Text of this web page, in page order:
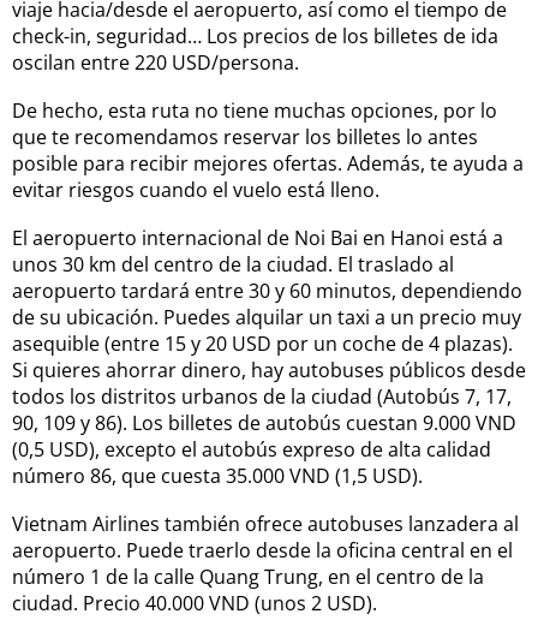
viaje hacia/desde el aeropuerto, así como el tiempo de
check-in, seguridad… Los precios de los billetes de ida
oscilan entre 220 USD/persona.
De hecho, esta ruta no tiene muchas opciones, por lo
que te recomendamos reservar los billetes lo antes
posible para recibir mejores ofertas. Además, te ayuda a
evitar riesgos cuando el vuelo está lleno.
El aeropuerto internacional de Noi Bai en Hanoi está a
unos 30 km del centro de la ciudad. El traslado al
aeropuerto tardará entre 30 y 60 minutos, dependiendo
de su ubicación. Puedes alquilar un taxi a un precio muy
asequible (entre 15 y 20 USD por un coche de 4 plazas).
Si quieres ahorrar dinero, hay autobuses públicos desde
todos los distritos urbanos de la ciudad (Autobús 7, 17,
90, 109 y 86). Los billetes de autobús cuestan 9.000 VND
(0,5 USD), excepto el autobús expreso de alta calidad
número 86, que cuesta 35.000 VND (1,5 USD).
Vietnam Airlines también ofrece autobuses lanzadera al
aeropuerto. Puede traerlo desde la oficina central en el
número 1 de la calle Quang Trung, en el centro de la
ciudad. Precio 40.000 VND (unos 2 USD).